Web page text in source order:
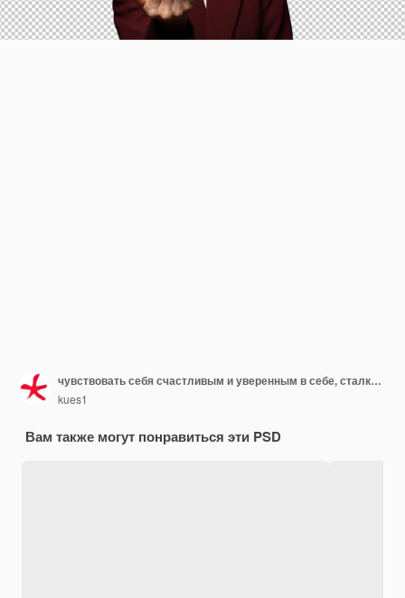
чувствовать себя счастливым и уверенным в себе, сталкиваясь с вызовом и говоря: "Принесите его" или "Приветствую вас"
kues1
Вам также могут понравиться эти PSD